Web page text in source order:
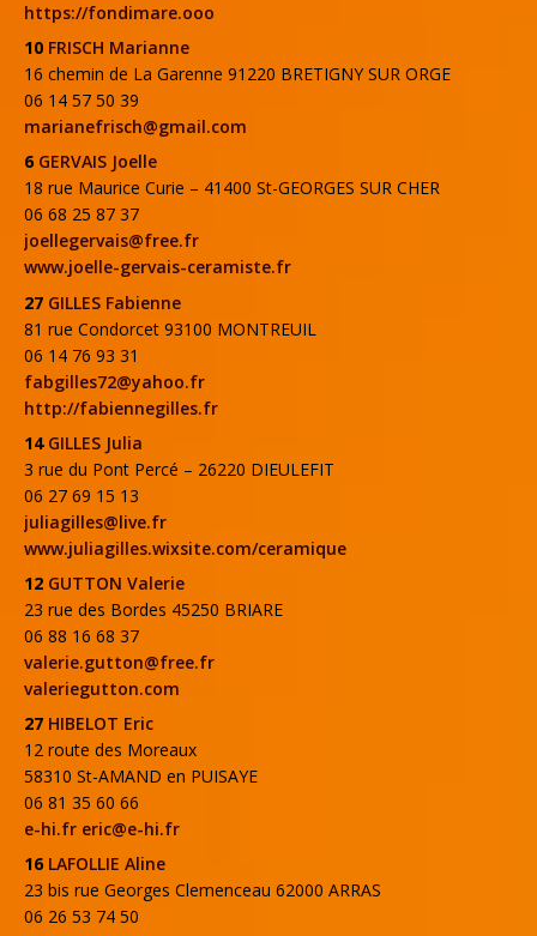
https://fondimare.ooo
10 FRISCH Marianne
16 chemin de La Garenne 91220 BRETIGNY SUR ORGE
06 14 57 50 39
marianefrisch@gmail.com
6 GERVAIS Joelle
18 rue Maurice Curie – 41400 St-GEORGES SUR CHER
06 68 25 87 37
joellegervais@free.fr
www.joelle-gervais-ceramiste.fr
27 GILLES Fabienne
81 rue Condorcet 93100 MONTREUIL
06 14 76 93 31
fabgilles72@yahoo.fr
http://fabiennegilles.fr
14 GILLES Julia
3 rue du Pont Percé – 26220 DIEULEFIT
06 27 69 15 13
juliagilles@live.fr
www.juliagilles.wixsite.com/ceramique
12 GUTTON Valerie
23 rue des Bordes 45250 BRIARE
06 88 16 68 37
valerie.gutton@free.fr
valeriegutton.com
27 HIBELOT Eric
12 route des Moreaux
58310 St-AMAND en PUISAYE
06 81 35 60 66
e-hi.fr eric@e-hi.fr
16 LAFOLLIE Aline
23 bis rue Georges Clemenceau 62000 ARRAS
06 26 53 74 50